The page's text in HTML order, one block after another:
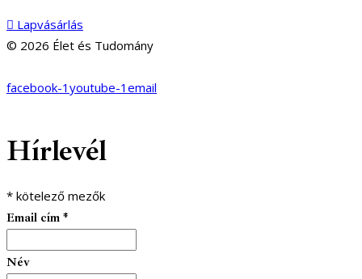
Lapvásárlás
© 2026 Élet és Tudomány
facebook-1 youtube-1 email
Hírlevél
* kötelező mezők
Email cím *
Név